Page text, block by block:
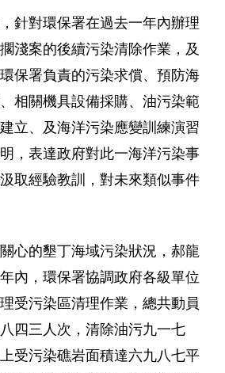
針對環保署在過去一年內辦理
淺案的後續污染清除作業，及
保署負責的污染求償、預防海
相關機具設備採購、油污染範
立、及海洋污染應變訓練演習
，表達政府對此一海洋污染事
取經驗教訓，對未來類似事件
心的墾丁海域污染狀況，郝龍
內，環保署協調政府各級單位
受污染區清理作業，總共動員
四三人次，清除油污九一七
受污染礁岩面積達六九八七平